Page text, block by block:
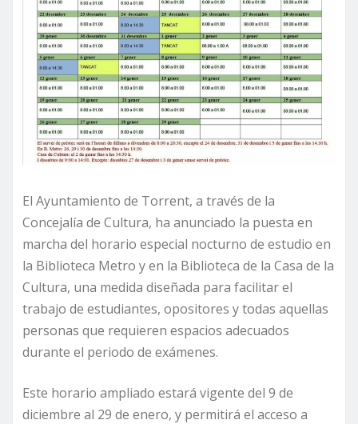
El Ayuntamiento de Torrent, a través de la
Concejalía de Cultura, ha anunciado la puesta en
marcha del horario especial nocturno de estudio en
la Biblioteca Metro y en la Biblioteca de la Casa de la
Cultura, una medida diseñada para facilitar el
trabajo de estudiantes, opositores y todas aquellas
personas que requieren espacios adecuados
durante el periodo de exámenes.
Este horario ampliado estará vigente del 9 de
diciembre al 29 de enero, y permitirá el acceso a